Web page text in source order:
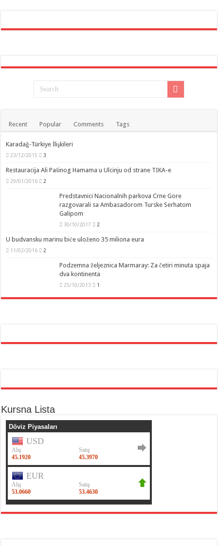
Recent Popular Comments Tags
Karadağ-Türkiye İlişkileri
23/12/2015 3
Restauracija Ali Pašinog Hamama u Ulcinju od strane TIKA-e
29/01/2016 2
Predstavnici Nacionalnih parkova Crne Gore
razgovarali sa Ambasadorom Turske Serhatom
Galipom
30/10/2017 2
U budvansku marinu biće uloženo 35 miliona eura
11/02/2016 2
Podzemna željeznica Marmaray: Za četiri minuta spaja
dva kontinenta
25/10/2013 1
Kursna Lista